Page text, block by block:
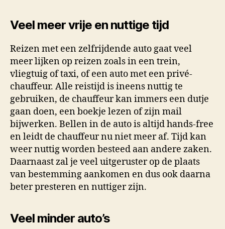
Veel meer vrije en nuttige tijd
Reizen met een zelfrijdende auto gaat veel
meer lijken op reizen zoals in een trein,
vliegtuig of taxi, of een auto met een privé-
chauffeur. Alle reistijd is ineens nuttig te
gebruiken, de chauffeur kan immers een dutje
gaan doen, een boekje lezen of zijn mail
bijwerken. Bellen in de auto is altijd hands-free
en leidt de chauffeur nu niet meer af. Tijd kan
weer nuttig worden besteed aan andere zaken.
Daarnaast zal je veel uitgeruster op de plaats
van bestemming aankomen en dus ook daarna
beter presteren en nuttiger zijn.
Veel minder auto’s